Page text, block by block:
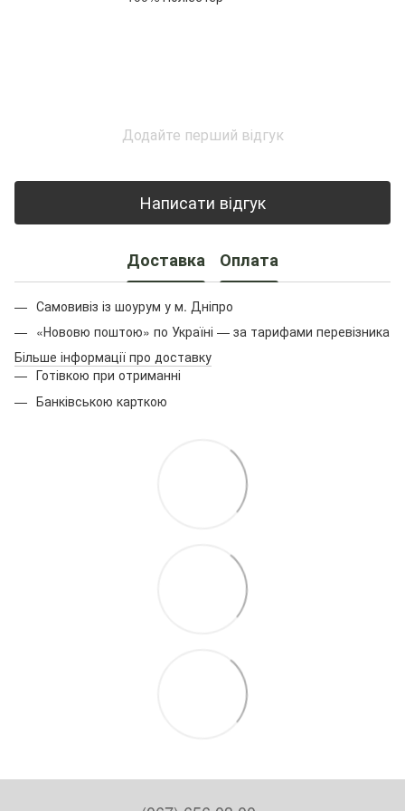
Додайте перший відгук
Написати відгук
Доставка Оплата
Самовивіз із шоурум у м. Дніпро
«Нововю поштою» по Україні — за тарифами перевізника
Більше інформації про доставку
Готівкою при отриманні
Банківською карткою